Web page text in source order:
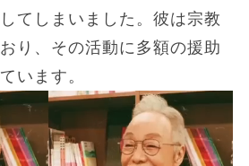
てしまいました。彼は宗教
り、その活動に多額の援助
います。